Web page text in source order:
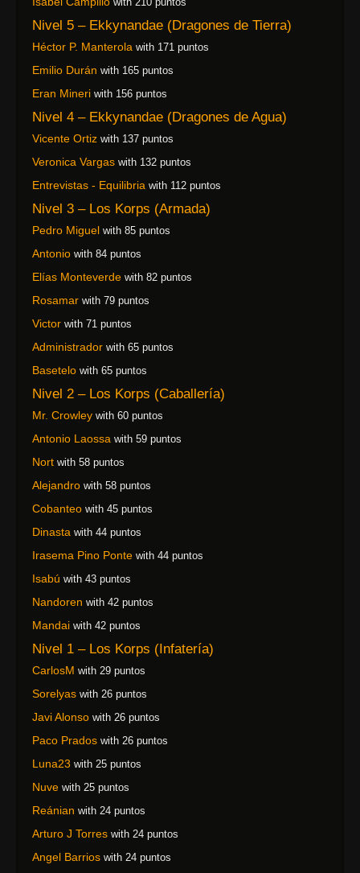
Nivel 5 – Ekkynandae (Dragones de Tierra)
Héctor P. Manterola with 171 puntos
Emilio Durán with 165 puntos
Eran Mineri with 156 puntos
Nivel 4 – Ekkynandae (Dragones de Agua)
Vicente Ortiz with 137 puntos
Veronica Vargas with 132 puntos
Entrevistas - Equilibria with 112 puntos
Nivel 3 – Los Korps (Armada)
Pedro Miguel with 85 puntos
Antonio with 84 puntos
Elías Monteverde with 82 puntos
Rosamar with 79 puntos
Victor with 71 puntos
Administrador with 65 puntos
Basetelo with 65 puntos
Nivel 2 – Los Korps (Caballería)
Mr. Crowley with 60 puntos
Antonio Laossa with 59 puntos
Nort with 58 puntos
Alejandro with 58 puntos
Cobanteo with 45 puntos
Dinasta with 44 puntos
Irasema Pino Ponte with 44 puntos
Isabú with 43 puntos
Nandoren with 42 puntos
Mandai with 42 puntos
Nivel 1 – Los Korps (Infatería)
CarlosM with 29 puntos
Sorelyas with 26 puntos
Javi Alonso with 26 puntos
Paco Prados with 26 puntos
Luna23 with 25 puntos
Nuve with 25 puntos
Reánian with 24 puntos
Arturo J Torres with 24 puntos
Angel Barrios with 24 puntos